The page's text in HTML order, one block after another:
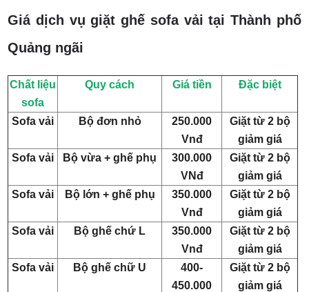
Giá dịch vụ giặt ghế sofa vải tại Thành phố
Quảng ngãi
Chất liệu
sofa
Quy cách Giá tiền Đặc biệt
Sofa vải Bộ đơn nhỏ
250.000
Vnđ
Giặt từ 2 bộ
giảm giá
Sofa vải
Bộ vừa + ghế phụ
300.000
VNđ
Giặt từ 2 bộ
giảm giá
Sofa vải
Bộ lớn + ghế phụ
350.000
Vnđ
Giặt từ 2 bộ
giảm giá
Sofa vải
Bộ ghế chứ L
350.000
Vnđ
Giặt từ 2 bộ
giảm giá
Sofa vải
Bộ ghế chữ U
400-
450.000
Giặt từ 2 bộ
giảm giá